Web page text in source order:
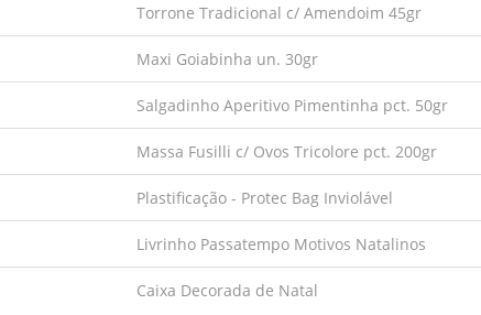
Torrone Tradicional c/ Amendoim 45gr
Maxi Goiabinha un. 30gr
Salgadinho Aperitivo Pimentinha pct. 50gr
Massa Fusilli c/ Ovos Tricolore pct. 200gr
Plastificação - Protec Bag Inviolável
Livrinho Passatempo Motivos Natalinos
Caixa Decorada de Natal